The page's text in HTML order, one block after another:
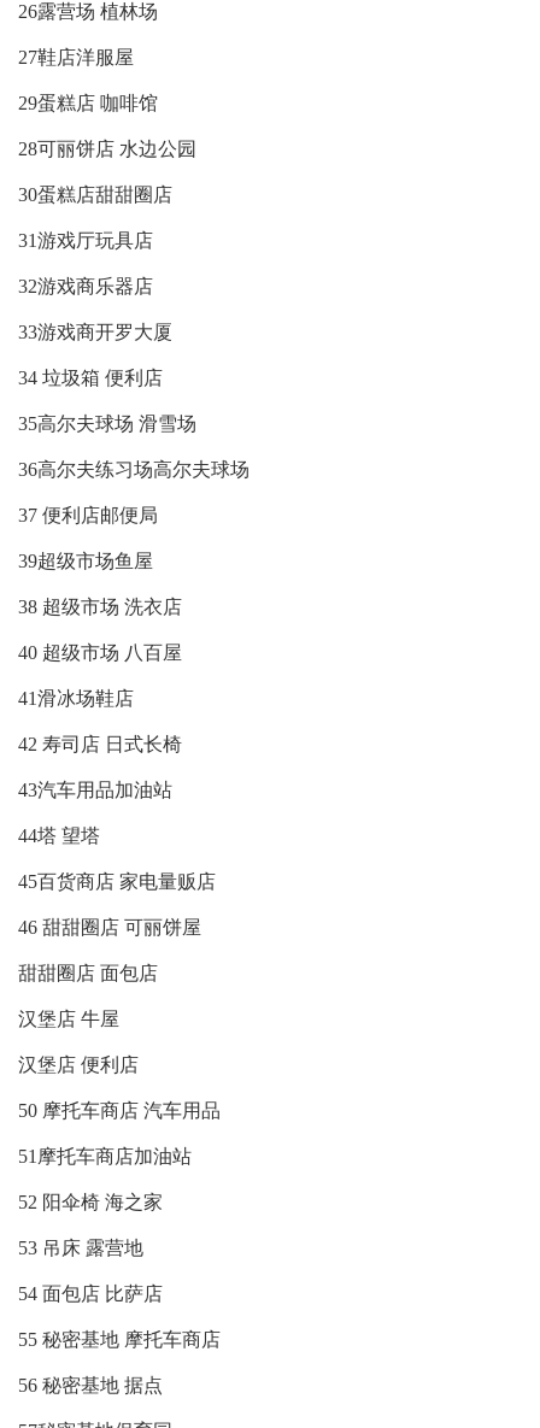
26露营场 植林场
27鞋店洋服屋
29蛋糕店 咖啡馆
28可丽饼店 水边公园
30蛋糕店甜甜圈店
31游戏厅玩具店
32游戏商乐器店
33游戏商开罗大厦
34 垃圾箱 便利店
35高尔夫球场 滑雪场
36高尔夫练习场高尔夫球场
37 便利店邮便局
39超级市场鱼屋
38 超级市场 洗衣店
40 超级市场 八百屋
41滑冰场鞋店
42 寿司店 日式长椅
43汽车用品加油站
44塔 望塔
45百货商店 家电量贩店
46 甜甜圈店 可丽饼屋
甜甜圈店 面包店
汉堡店 牛屋
汉堡店 便利店
50 摩托车商店 汽车用品
51摩托车商店加油站
52 阳伞椅 海之家
53 吊床 露营地
54 面包店 比萨店
55 秘密基地 摩托车商店
56 秘密基地 据点